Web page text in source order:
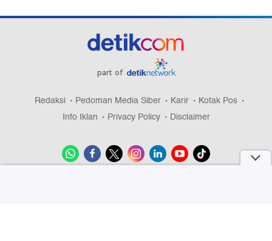
part of
Redaksi Pedoman Media Siber Karir
Kotak Pos
Info Iklan
Privacy Policy Disclaimer